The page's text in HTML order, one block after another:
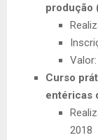
produção
Curso
entéricas
2018